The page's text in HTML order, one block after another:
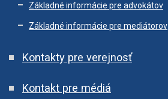
Základné informácie pre advokátov
Základné informácie pre mediátorov
Kontakty pre verejnosť
Kontakt pre médiá